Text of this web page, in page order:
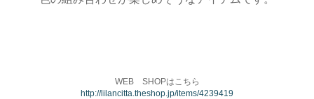
WEB SHOPはこちら
http://lilancitta.theshop.jp/items/4239419